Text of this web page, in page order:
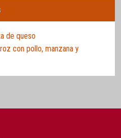
de queso
con pollo, manzana y